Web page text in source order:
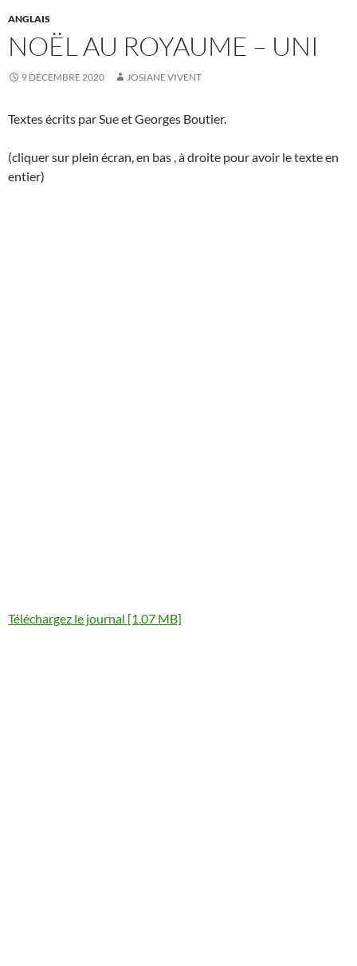
ANGLAIS
NOËL AU ROYAUME – UNI
9 DÉCEMBRE 2020 JOSIANE VIVENT
Textes écrits par Sue et Georges Boutier.
(cliquer sur plein écran, en bas , à droite pour avoir le texte en
entier)
Téléchargez le journal [1.07 MB]